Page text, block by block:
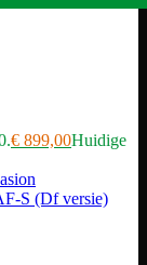
€ 899,00Huidige